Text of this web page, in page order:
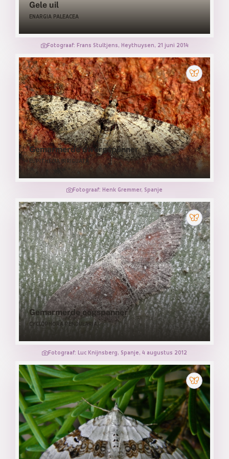
Gele uil
ENARGIA PALEACEA
Fotograaf: Frans Stultjens, Heythuysen, 21 juni 2014
Gemarmerde dwergspanner
EUPITHECIA IRRIGUATA
Fotograaf: Henk Gremmer, Spanje
Gemarmerde oogspanner
CYCLOPHORA PENDULARIA
Fotograaf: Luc Knijnsberg, Spanje, 4 augustus 2012